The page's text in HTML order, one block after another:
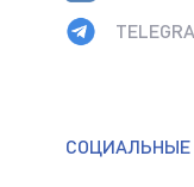
СОЦИАЛЬНЫЕ